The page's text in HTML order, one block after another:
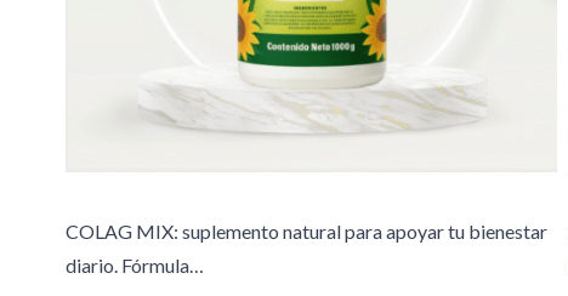
COLAG MIX: suplemento natural para apoyar tu bienestar
diario. Fórmula…